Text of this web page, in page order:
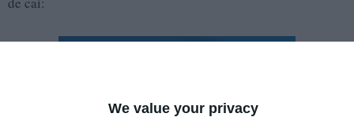
We value your privacy